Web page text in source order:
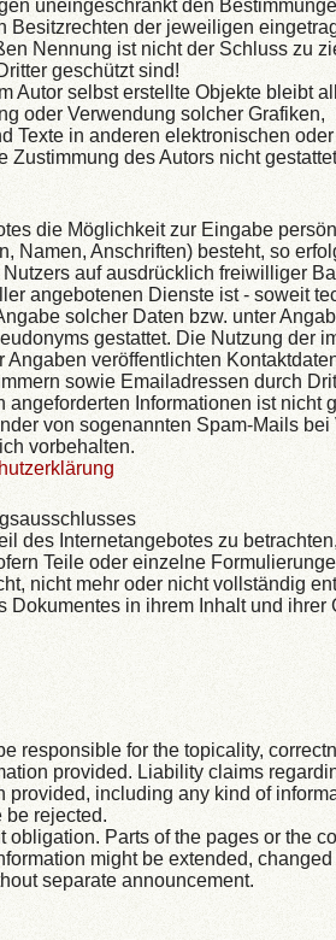
uneingeschränkt den
Besitzrechten der jeweiligen
Nennung ist nicht der Schluss zu
geschützt sind!
Autor selbst erstellte Objekte bleibt
oder Verwendung solcher Grafiken,
Texte in anderen elektronischen
des Autors nicht
die Möglichkeit zur Eingabe
Namen, Anschriften) besteht, so
auf ausdrücklich freiwilliger
angebotenen Dienste ist - soweit
solcher Daten bzw. unter
gestattet. Die Nutzung der
veröffentlichten
sowie Emailadressen durch
Informationen ist nicht
von sogenannten Spam-Mails bei
vorbehalten.
des Internetangebotes zu
Teile oder einzelne
nicht mehr oder nicht vollständig
Dokumentes in ihrem Inhalt und ihrer
responsible for the topicality,
provided. Liability claims
provided, including any kind of
be rejected.
Parts of the pages or the
might be extended, changed
separate announcement.